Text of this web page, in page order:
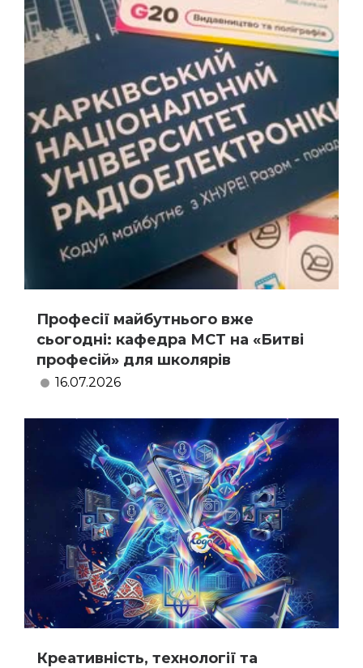
Професії майбутнього вже
сьогодні: кафедра МСТ на «Битві
професій» для школярів
16.07.2026
Креативність, технології та